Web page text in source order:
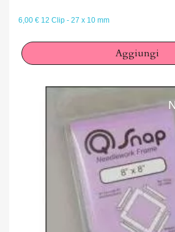
6,00 € 12 Clip - 27 x 10 mm
Aggiungi